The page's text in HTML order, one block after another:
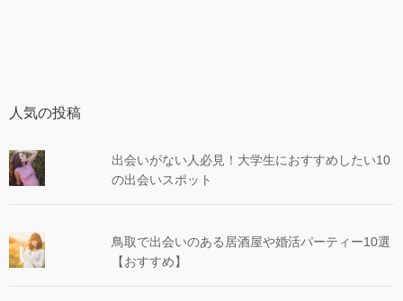
人気の投稿
出会いがない人必見！大学生におすすめしたい10
の出会いスポット
鳥取で出会いのある居酒屋や婚活パーティー10選
【おすすめ】